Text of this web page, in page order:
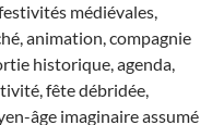
médiévales,
animation, compagnie
historique, agenda,
fête débridée,
âge imaginaire assumé